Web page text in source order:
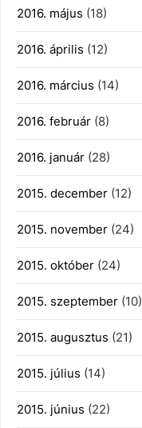
2016. május (18)
2016. április (12)
2016. március (14)
2016. február (8)
2016. január (28)
2015. december (12)
2015. november (24)
2015. október (24)
2015. szeptember (10)
2015. augusztus (21)
2015. július (14)
2015. június (22)